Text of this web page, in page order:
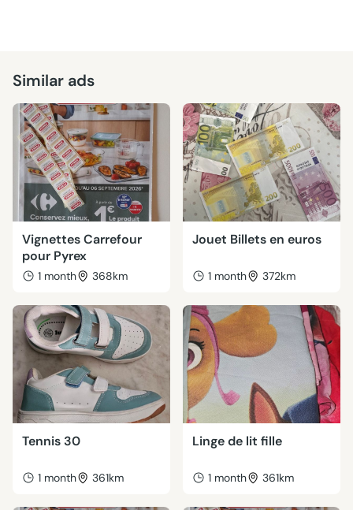
Similar ads
Vignettes Carrefour
pour Pyrex
1 month 368km
Jouet Billets en euros
1 month 372km
Tennis 30
1 month 361km
Linge de lit fille
1 month 361km